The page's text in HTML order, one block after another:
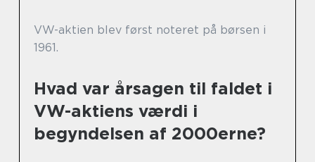
VW-aktien blev først noteret på børsen i
1961.
Hvad var årsagen til faldet i
VW-aktiens værdi i
begyndelsen af 2000erne?